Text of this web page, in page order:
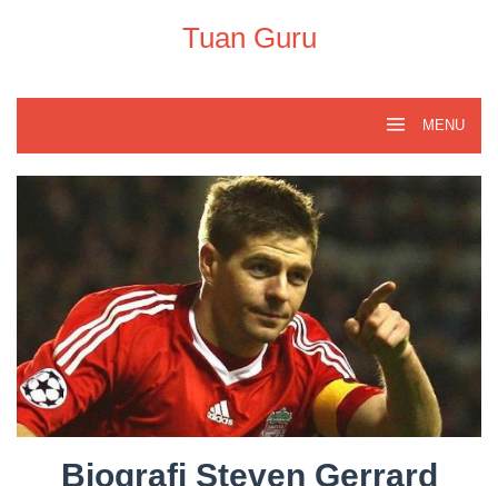
Tuan Guru
MENU
Biografi Steven Gerrard